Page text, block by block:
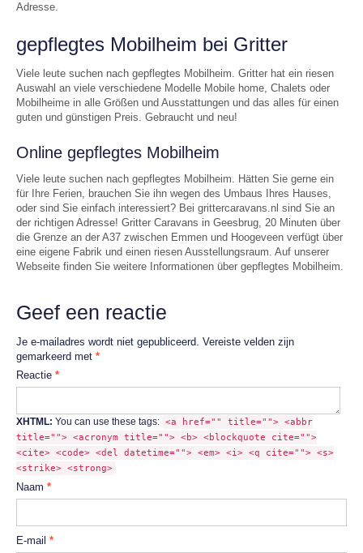
Adresse.
gepflegtes Mobilheim bei Gritter
Viele leute suchen nach gepflegtes Mobilheim. Gritter hat ein riesen
Auswahl an viele verschiedene Modelle Mobile home, Chalets oder
Mobilheime in alle Größen und Ausstattungen und das alles für einen
guten und günstigen Preis. Gebraucht und neu!
Online gepflegtes Mobilheim
Viele leute suchen nach gepflegtes Mobilheim. Hätten Sie gerne ein
für Ihre Ferien, brauchen Sie ihn wegen des Umbaus Ihres Hauses,
oder sind Sie einfach interessiert? Bei grittercaravans.nl sind Sie an
der richtigen Adresse! Gritter Caravans in Geesbrug, 20 Minuten über
die Grenze an der A37 zwischen Emmen und Hoogeveen verfügt über
eine eigene Fabrik und einen riesen Ausstellungsraum. Auf unserer
Webseite finden Sie weitere Informationen über gepflegtes Mobilheim.
Geef een reactie
Je e-mailadres wordt niet gepubliceerd. Vereiste velden zijn
gemarkeerd met *
Reactie *
XHTML: You can use these tags: <a href="" title=""> <abbr
title=""> <acronym title=""> <b> <blockquote cite="">
<cite> <code> <del datetime=""> <em> <i> <q cite=""> <s>
<strike> <strong>
Naam *
E-mail *